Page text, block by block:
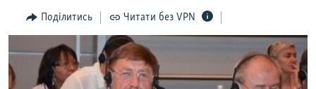
пошукуІНТЕРВ'Ю
ВСЕ ЗА ДЕНЬ
СПЕЦПРОЕКТИ
Поділитись Читати без VPN